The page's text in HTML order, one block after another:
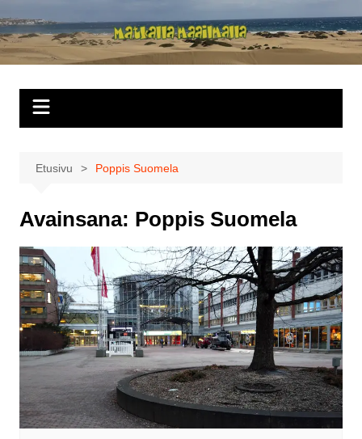
sisältöön
Matkalla
maailmalla
Etusivu Poppis Suomela
Avainsana: Poppis Suomela